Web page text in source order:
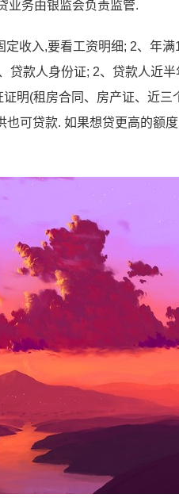
业务由银监会负责监管.
收入,要看工资明细; 2、年满
贷款人身份证; 2、贷款人近
明(租房合同、房产证、近三
可贷款. 如果想贷更高的额度